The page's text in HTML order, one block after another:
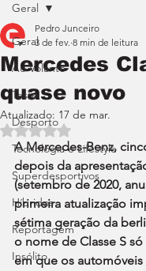
Geral
Ao Volante
Teste
Desporto
Tecnologia e Lifestyle
Superdesportivos
Híbridos
Reportagem
Insólito
Geral
Mercedes
quase novo
Pedro Junceiro
3 de fev. 8 min de leitura
Atualizado: 17 de mar.
Avaliado com NaN de
A Mercedes-Benz,
depois da
(setembro de 2020,
primeira atualização
sétima geração da
o nome de Classe S só
em que os automóveis